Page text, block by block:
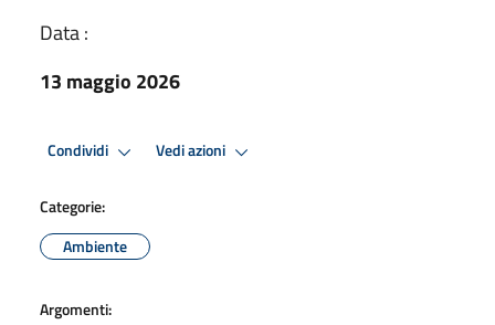
Data :
13 maggio 2026
Condividi Vedi azioni
Categorie:
Ambiente
Argomenti: